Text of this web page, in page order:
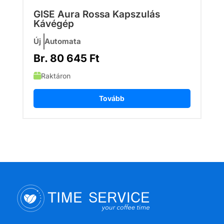
GISE Aura Rossa Kapszulás
Kávégép
Új Automata
Br. 80 645 Ft
Tovább
Raktáron